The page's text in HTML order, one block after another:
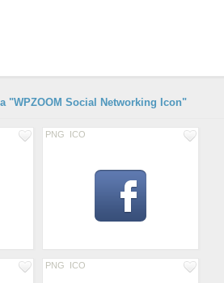
"WPZOOM Social Networking Icon"
PNG ICO
PNG ICO